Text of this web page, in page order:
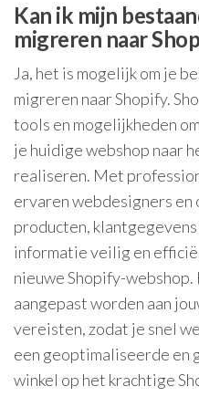
Kan ik mijn
migreren naar
Ja, het is mogelijk om je
migreren naar Shopify.
tools en mogelijkheden
je huidige webshop naar
realiseren. Met
ervaren webdesigners en
producten,
informatie veilig en
nieuwe Shopify-
aangepast worden aan
vereisten, zodat je snel
een geoptimaliseerde en
winkel op het krachtige